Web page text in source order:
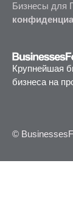
Бизнесы для
Крупнейшая
бизнеса на
©